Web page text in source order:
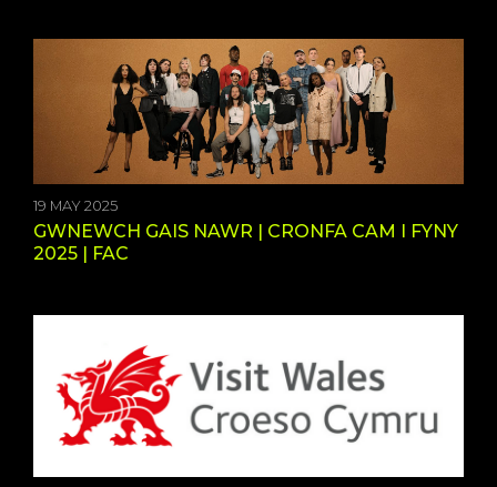
19 MAY 2025
GWNEWCH GAIS NAWR | CRONFA CAM I FYNY
2025 | FAC